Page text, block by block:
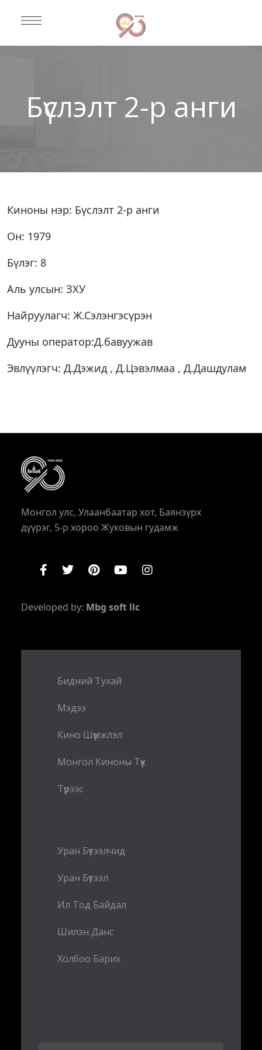
Бүслэлт 2-р анги
Киноны нэр: Бүслэлт 2-р анги
Он: 1979
Бүлэг: 8
Аль улсын: ЗХУ
Найруулагч: Ж.Сэлэнгэсүрэн
Дууны оператор:Д.бавуужав
Эвлүүлэгч: Д.Дэжид , Д.Цэвэлмаа , Д.Дашдулам
Монгол улс, Улаанбаатар хот, Баянзүрх
дүүрэг, 5-р хороо Жуковын гудамж
Developed by: Mbg soft llc
Бидний Тухай
Мэдээ
Кино Шүүмжлэл
Монгол Киноны Түүх
Түрээс
Уран Бүтээлчид
Уран Бүтээл
Ил Тод Байдал
Шилэн Данс
Холбоо Барих